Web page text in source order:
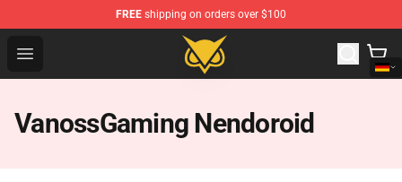
FREE shipping on orders over $100
Open menu
Vanossgaming Store - Official Vanossgaming
VanossGaming Nendoroid